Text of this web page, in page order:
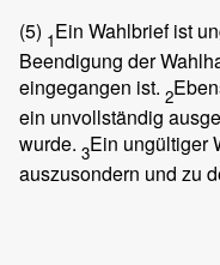
(5) 1Ein Wahlbrief ist
Beendigung der
eingegangen ist. 2
ein unvollständig
wurde. 3Ein ungültiger
auszusondern und zu